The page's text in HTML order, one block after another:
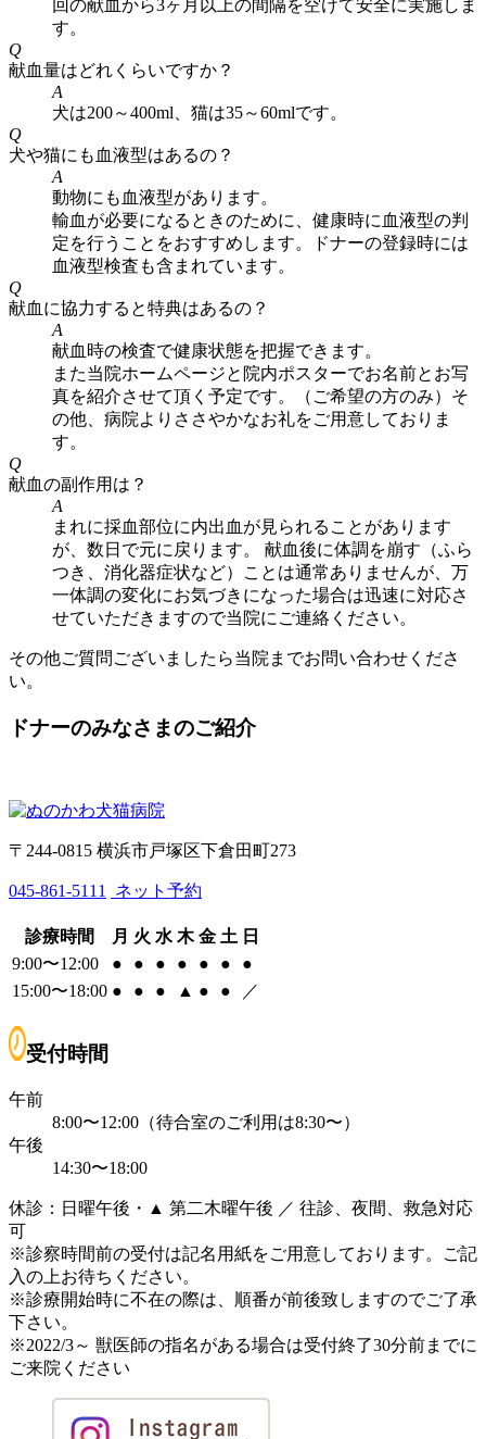
回の献血から3ヶ月以上の間隔を空けて安全に実施しま
す。
Q
献血量はどれくらいですか？
A
犬は200～400ml、猫は35～60mlです。
Q
犬や猫にも血液型はあるの？
A
動物にも血液型があります。
輸血が必要になるときのために、健康時に血液型の判
定を行うことをおすすめします。ドナーの登録時には
血液型検査も含まれています。
Q
献血に協力すると特典はあるの？
A
献血時の検査で健康状態を把握できます。
また当院ホームページと院内ポスターでお名前とお写
真を紹介させて頂く予定です。（ご希望の方のみ）そ
の他、病院よりささやかなお礼をご用意しておりま
す。
Q
献血の副作用は？
A
まれに採血部位に内出血が見られることがあります
が、数日で元に戻ります。 献血後に体調を崩す（ふら
つき、消化器症状など）ことは通常ありませんが、万
一体調の変化にお気づきになった場合は迅速に対応さ
せていただきますので当院にご連絡ください。
その他ご質問ございましたら当院までお問い合わせくださ
い。
ドナーのみなさまのご紹介
〒244-0815 横浜市戸塚区下倉田町273
045-861-5111 ネット予約
診療時間 月 火 水 木 金 土 日
9:00〜12:00
● ● ● ● ● ●
●
15:00〜18:00 ● ● ● ▲ ● ● ／
受付時間
午前
8:00〜12:00（待合室のご利用は8:30〜）
午後
14:30〜18:00
休診：日曜午後・▲ 第二木曜午後 ／ 往診、夜間、救急対応
可
※診察時間前の受付は記名用紙をご用意しております。ご記
入の上お待ちください。
※診療開始時に不在の際は、順番が前後致しますのでご了承
下さい。
※2022/3～ 獣医師の指名がある場合は受付終了30分前までに
ご来院ください